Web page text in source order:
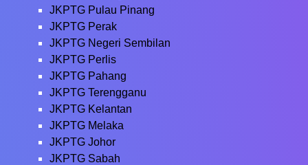
JKPTG Pulau Pinang
JKPTG Perak
JKPTG Negeri Sembilan
JKPTG Perlis
JKPTG Pahang
JKPTG Terengganu
JKPTG Kelantan
JKPTG Melaka
JKPTG Johor
JKPTG Sabah